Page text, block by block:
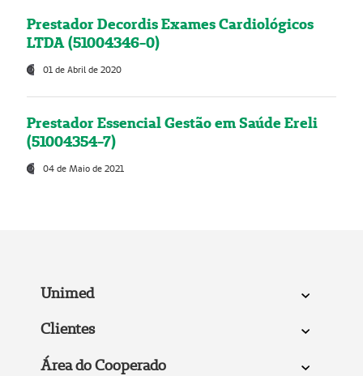
Prestador Decordis Exames Cardiológicos
LTDA (51004346-0)
01 de Abril de 2020
Prestador Essencial Gestão em Saúde Ereli
(51004354-7)
04 de Maio de 2021
Unimed
Clientes
Área do Cooperado